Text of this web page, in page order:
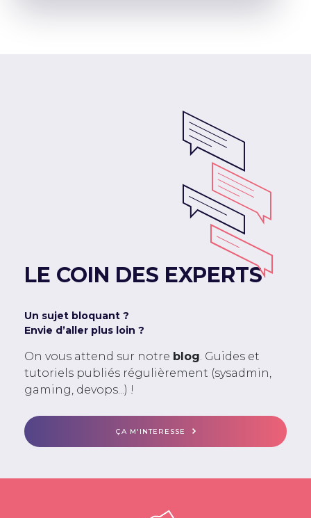
LE COIN DES EXPERTS
Un sujet bloquant ?
Envie d’aller plus loin ?
On vous attend sur notre blog . Guides et
tutoriels publiés régulièrement (sysadmin,
gaming, devops...) !
ÇA M'INTERESSE